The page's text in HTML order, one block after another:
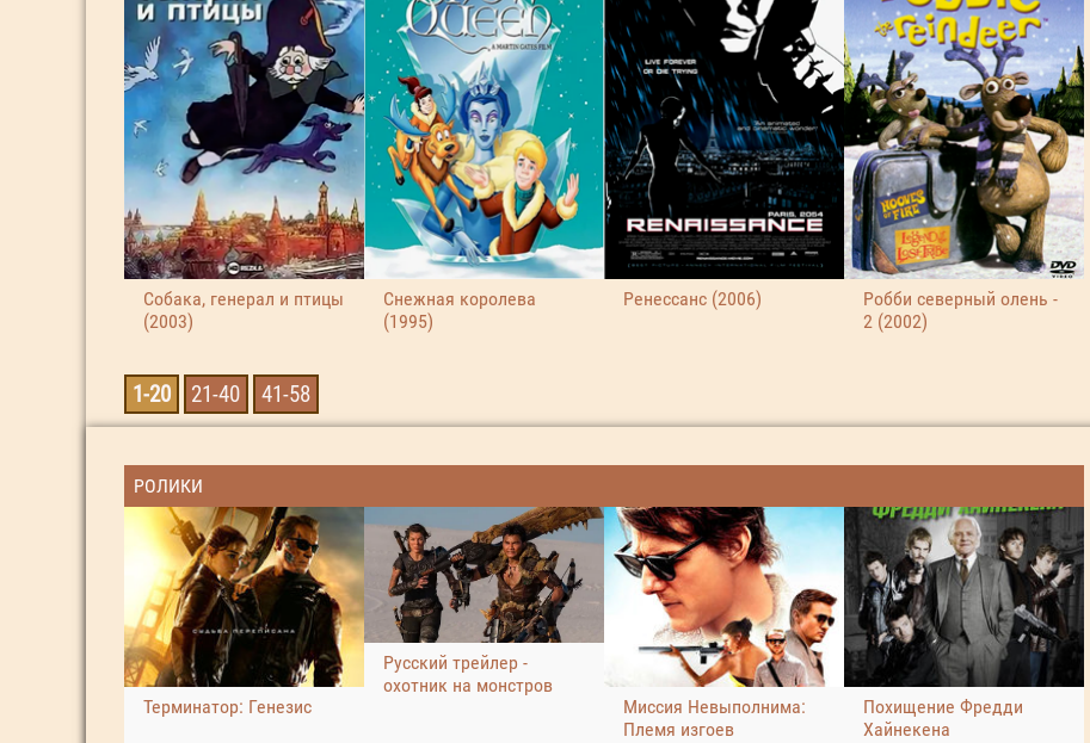
Собака, генерал и птицы
(2003)
Снежная королева
(1995)
Ренессанс (2006)
Робби северный олень -
2 (2002)
1-20 21-40 41-58
РОЛИКИ
Терминатор: Генезис
Русский трейлер -
охотник на монстров
Миссия Невыполнима:
Племя изгоев
Похищение Фредди
Хайнекена